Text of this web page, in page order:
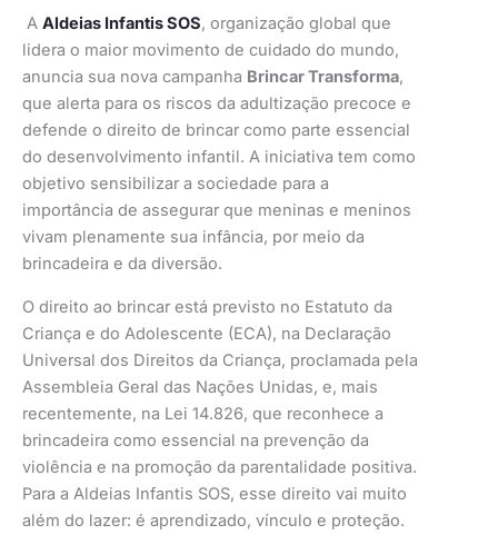
A Aldeias Infantis SOS, organização global que
lidera o maior movimento de cuidado do mundo,
anuncia sua nova campanha Brincar Transforma,
que alerta para os riscos da adultização precoce e
defende o direito de brincar como parte essencial
do desenvolvimento infantil. A iniciativa tem como
objetivo sensibilizar a sociedade para a
importância de assegurar que meninas e meninos
vivam plenamente sua infância, por meio da
brincadeira e da diversão.
O direito ao brincar está previsto no Estatuto da
Criança e do Adolescente (ECA), na Declaração
Universal dos Direitos da Criança, proclamada pela
Assembleia Geral das Nações Unidas, e, mais
recentemente, na Lei 14.826, que reconhece a
brincadeira como essencial na prevenção da
violência e na promoção da parentalidade positiva.
Para a Aldeias Infantis SOS, esse direito vai muito
além do lazer: é aprendizado, vínculo e proteção.